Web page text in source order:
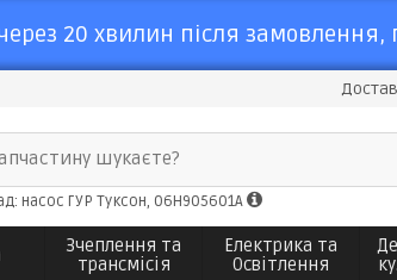
20 хвилин після замовлення,
шукаєте?
насос ГУР Туксон, 06H905601A
Зчеплення та
трансмісія
Електрика та
Освітлення